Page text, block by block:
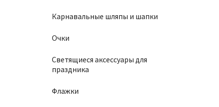
Карнавальные шляпы и шапки
Очки
Светящиеся аксессуары для
праздника
Флажки